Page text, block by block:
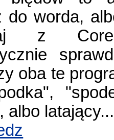
do worda,
z
oba te
albo latający...